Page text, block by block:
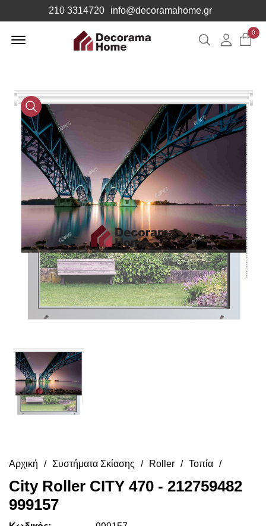
210 3314720 info@decoramahome.gr
Αναζήτηση
0
Media
Gallery
Αρχική Συστήματα Σκίασης Roller Τοπία
City Roller CITY 470 - 212759482
999157